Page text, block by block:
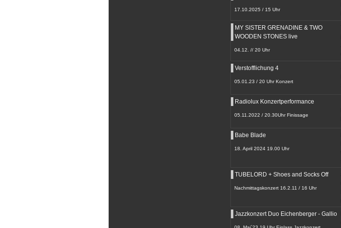
17.10.2025 / 15 Uhr
MY SISTER GRENADINE & TWO
WOODEN STONES live
04.12. // 20 Uhr
Verstofflichung 4
05.01.23 / 20 Uhr Konzert
Radiolux Konzertperformance
05.11.2022 / 20.30Uhr Finissage
Babe Blade
18. April 2024 19.00 Uhr
TUBELORD + Shoes and Socks Off
Nachmittagskonzert 16.2.11 / 16 Uhr
Jazzkonzert Duo Eichenberger - Gallio